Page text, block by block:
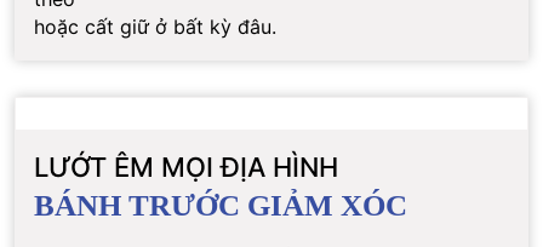
hoặc cất giữ ở bất kỳ đâu.
LƯỚT ÊM MỌI ĐỊA HÌNH
BÁNH TRƯỚC GIẢM XÓC